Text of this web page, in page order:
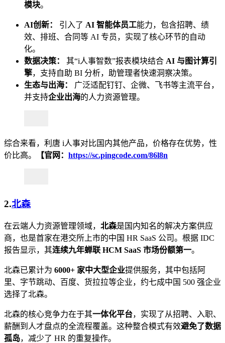
模块。
AI创新： 引入了 AI 智能体员工能力，包含招聘、绩
效、排班、合同等 AI 专员，实现了核心环节的自动
化。
数据决策：
其“i人事智数”报表模块结合 AI 与图计算引
擎，支持自助 BI 分析，助管理者快速洞察决策。
生态与出海：
广泛适配钉钉、企微、飞书等主流平台，
并支持企业出海的人力资源管理。
综合来看，利唐 i人事对比国内其他产品，价格存在优势，性
价比高。
【官网： https://sc.pingcode.com/86l8n
2.北森
在云端人力资源管理领域， 北森是国内知名的解决方案供应
商，也是首家在港交所上市的中国 HR SaaS 公司。根据 IDC
报告显示，其连续九年蝉联 HCM SaaS 市场份额第一。
北森已累计为 6000+ 家中大型企业提供服务，其中包括阿
里、字节跳动、百度、货拉拉等企业，约七成中国 500 强企业
选择了北森。
北森的核心竞争力在于其一体化平台，实现了从招聘、入职、
薪酬到人才盘点的全流程覆盖。这种整合模式有效避免了数据
孤岛，减少了 HR 的重复操作。